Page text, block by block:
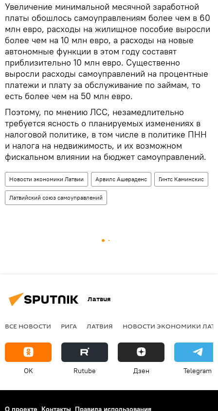
Увеличение минимальной месячной заработной
платы обошлось самоуправлениям более чем в 60
млн евро, расходы на жилищное пособие выросли
более чем на 10 млн евро, а расходы на новые
автономные функции в этом году составят
приблизительно 10 млн евро. Существенно
выросли расходы самоуправлений на процентные
платежи и плату за обслуживание по займам, то
есть более чем на 50 млн евро.
Поэтому, по мнению ЛСС, незамедлительно
требуется ясность о планируемых изменениях в
налоговой политике, в том числе в политике ПНН
и налога на недвижимость, и их возможном
фискальном влиянии на бюджет самоуправлений.
Новости экономики Латвии Арвилс Ашераденс Гинтс Каминскис
Латвийский союз самоуправлений
Латвия
ВСЕ НОВОСТИ РИГА ЛАТВИЯ НОВОСТИ ЭКОНОМИКИ
OK Rutube Дзен Telegram
О проекте Контакты Правила использования